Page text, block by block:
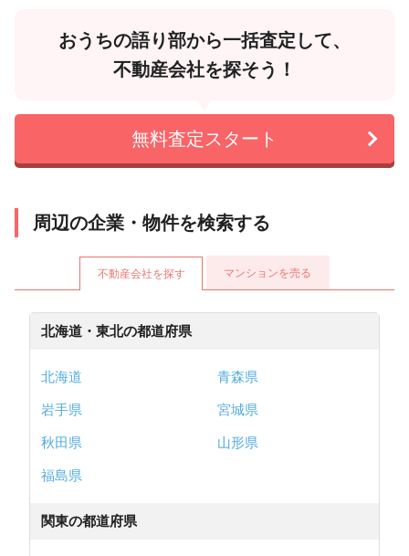
おうちの語り部から一括査定して、
不動産会社を探そう！
無料査定スタート
周辺の企業・物件を検索する
不動産会社を探す マンションを売る
北海道・東北の都道府県
北海道
青森県
岩手県
宮城県
秋田県
山形県
福島県
関東の都道府県